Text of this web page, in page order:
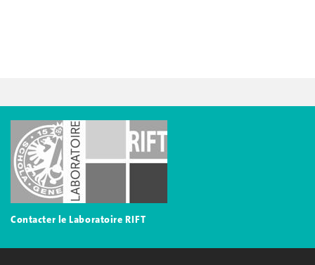
Contacter le Laboratoire RIFT